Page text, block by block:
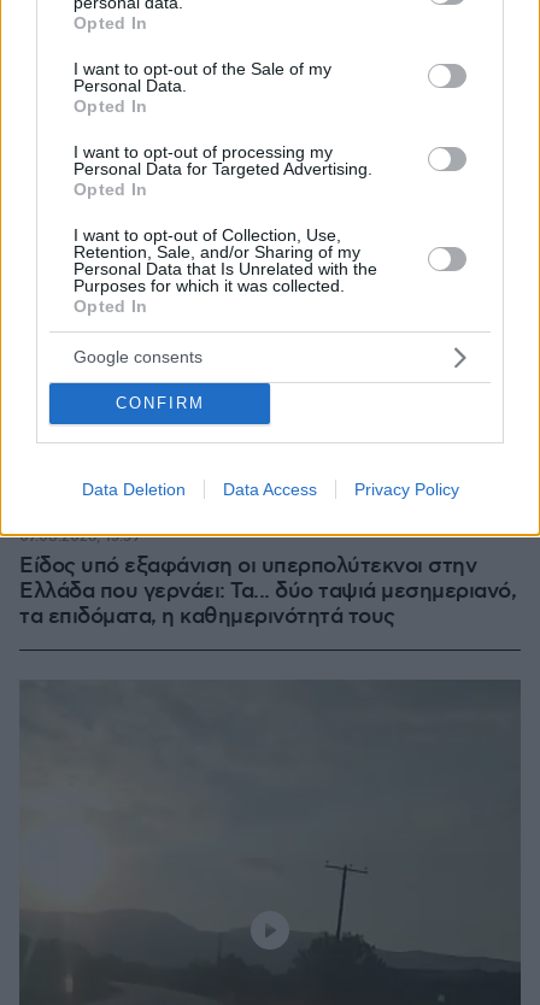
grant or deny consent to Google and its third-party tags to
use your data for below specified purposes in below Google
consent section.
Opted In
I want to opt-out of the Sale of my
Personal Data.
Opted In
I want to opt-out of processing my
Personal Data for Targeted Advertising.
Opted In
I want to opt-out of Collection, Use,
Retention, Sale, and/or Sharing of my
Personal Data that Is Unrelated with the
Purposes for which it was collected.
Opted In
Google consents
CONFIRM
Data Deletion Data Access Privacy Policy
Είδος υπό εξαφάνιση οι υπερπολύτεκνοι στην
Ελλάδα που γερνάει: Τα... δύο ταψιά μεσημεριανό,
τα επιδόματα, η καθημερινότητά τους
07.08.2026, 15:59